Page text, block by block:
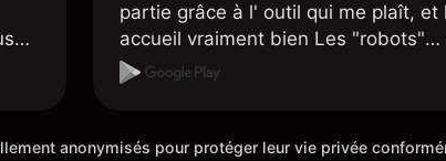
partie grâce à l' outil qui me plaît, et
accueil vraiment bien Les "robots"
sont super accueillants et nous
anonymisés pour protéger leur vie privée